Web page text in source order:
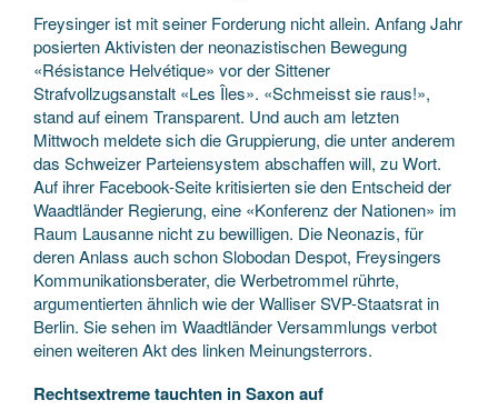
Freysinger ist mit seiner Forderung nicht allein. Anfang Jahr
posierten Aktivisten der neonazistischen Bewegung
«Résistance Helvétique» vor der Sittener
Strafvollzugsanstalt «Les Îles». «Schmeisst sie raus!»,
stand auf einem Transparent. Und auch am letzten
Mittwoch meldete sich die Gruppierung, die unter anderem
das Schweizer Parteiensystem abschaffen will, zu Wort.
Auf ihrer Facebook-Seite kritisierten sie den Entscheid der
Waadtländer Regierung, eine «Konferenz der Nationen» im
Raum Lausanne nicht zu bewilligen. Die Neonazis, für
deren Anlass auch schon Slobodan Despot, Freysingers
Kommunikationsberater, die Werbetrommel rührte,
argumentierten ähnlich wie der Walliser SVP-Staatsrat in
Berlin. Sie sehen im Waadtländer Versammlungs verbot
einen weiteren Akt des linken Meinungsterrors.
Rechtsextreme tauchten in Saxon auf